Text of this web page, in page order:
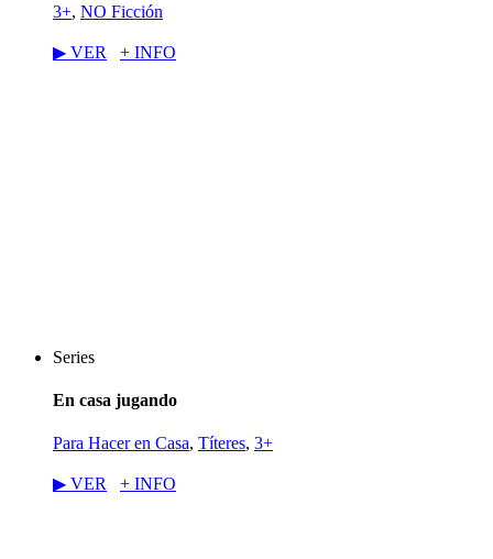
3+, NO Ficción
▶︎ VER + INFO
Series
En casa jugando
Para Hacer en Casa, Títeres, 3+
▶︎ VER + INFO